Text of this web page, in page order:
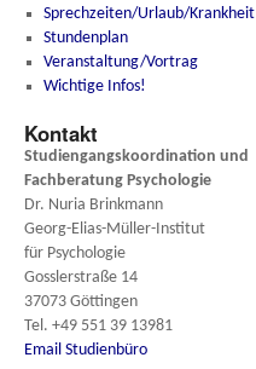
Sprechzeiten/Urlaub/Krankheit
Stundenplan
Veranstaltung/Vortrag
Wichtige Infos!
Kontakt
Studiengangskoordination und
Fachberatung Psychologie
Dr. Nuria Brinkmann
Georg-Elias-Müller-Institut
für Psychologie
Gosslerstraße 14
37073 Göttingen
Tel. +49 551 39 13981
Email Studienbüro